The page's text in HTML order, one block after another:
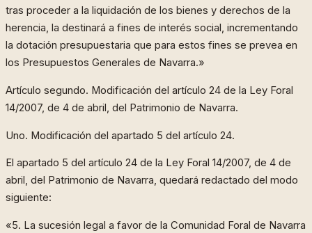
tras proceder a la liquidación de los bienes y derechos de la
herencia, la destinará a fines de interés social, incrementando
la dotación presupuestaria que para estos fines se prevea en
los Presupuestos Generales de Navarra.»
Artículo segundo. Modificación del artículo 24 de la Ley Foral
14/2007, de 4 de abril, del Patrimonio de Navarra.
Uno. Modificación del apartado 5 del artículo 24.
El apartado 5 del artículo 24 de la Ley Foral 14/2007, de 4 de
abril, del Patrimonio de Navarra, quedará redactado del modo
siguiente:
«5. La sucesión legal a favor de la Comunidad Foral de Navarra